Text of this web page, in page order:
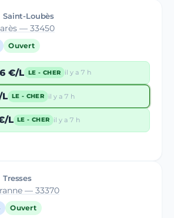
Saint-Loubès
— 33450
Ouvert
€/L LE - CHER il y a 7 h
LE - CHER il y a 7 h
L LE - CHER il y a 7 h
Tresses
— 33370
Ouvert